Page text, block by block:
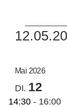
Mai 2026
DI. 12
14:30 - 16:00